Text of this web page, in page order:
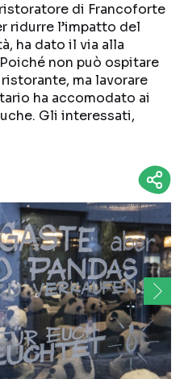
di Francoforte
ridurre l’impatto del
ha dato il via alla
non può ospitare
ma lavorare
ha accomodato ai
Gli interessati,